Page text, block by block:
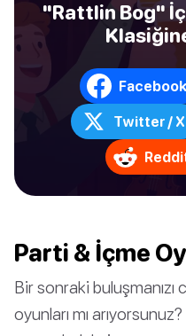
"Rattlin Bog"
Facebook
Twitter / X
Parti & İçme
Bir sonraki buluşmanızı
oyunları mı